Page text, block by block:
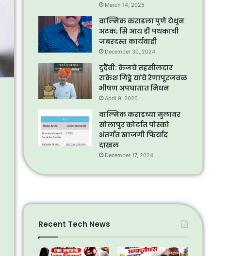
March 14, 2025
वाल्मिक कराडला पुणे येथुन
अटक; सि आय डी पथकाची
जबरदस्त कार्यवाही
December 30, 2024
दुर्दैवी: केजचे तहसीलदार
राकेश गिड्डे यांचे रेणापूरजवळ
भीषण अपघातात निधन
April 9, 2026
वाल्मिक कराडच्या मुलावर
सोलापुर कोर्टात पोस्को
अंतर्गत खाजगी फिर्याद
दाखल
December 17, 2024
Recent Tech News